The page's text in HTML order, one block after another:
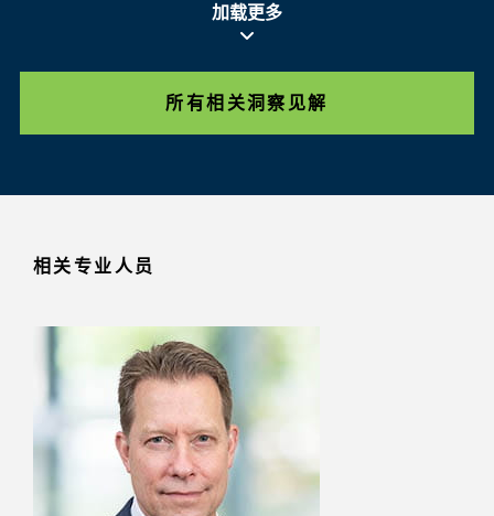
加载更多
所有相关洞察见解
相关专业人员